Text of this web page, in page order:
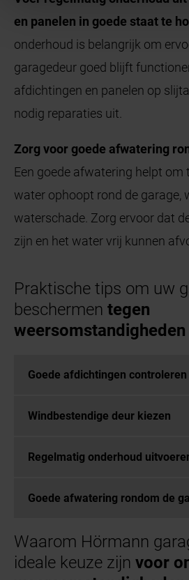
en panelen in goede staat te
onderhoud is belangrijk om
garagedeur goed blijft
afdichtingen en panelen op
nodig reparaties uit.
Zorg voor goede afwatering
Een goede afwatering helpt om
water ophoopt rond de garage,
waterschade. Zorg ervoor dat
zijn en het water vrij kunnen
Praktische tips om uw
beschermentegen
weersomstandigheden
Goede afdichtingen
Windbestendige deur kiezen
Regelmatig onderhoud
Goede afwatering rondom de
Waarom Hörmann
ideale keuze zijnvoor